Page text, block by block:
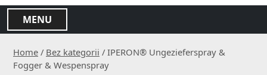
MENU
Home / Bez kategorii / IPERON® Ungezieferspray &
Fogger & Wespenspray